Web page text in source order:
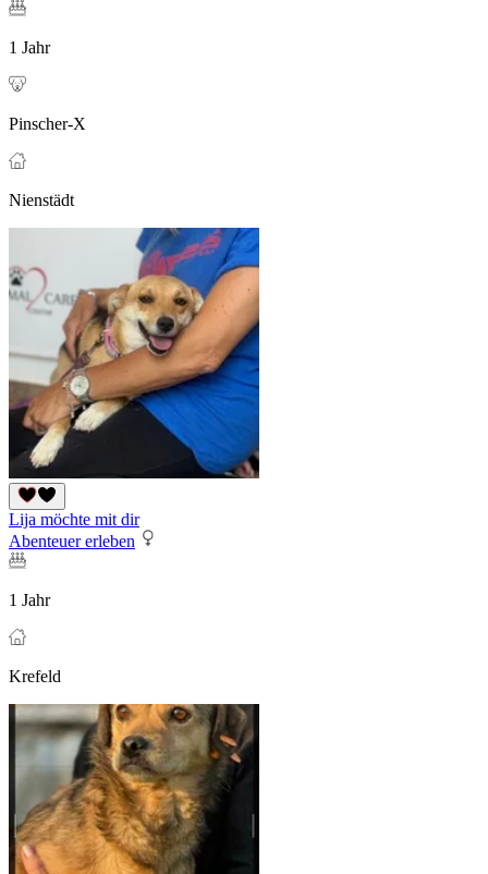
1 Jahr
Pinscher-X
Nienstädt
Lija möchte mit dir
Abenteuer erleben
1 Jahr
Krefeld